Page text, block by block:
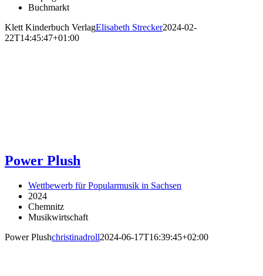
Buchmarkt
Klett Kinderbuch VerlagElisabeth Strecker2024-02-
22T14:45:47+01:00
Power Plush
Wettbewerb für Popularmusik in Sachsen
2024
Chemnitz
Musikwirtschaft
Power Plushchristinadroll2024-06-17T16:39:45+02:00